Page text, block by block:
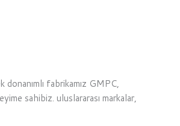
fabrikamız GMPC,
sahibiz. uluslararası markalar,